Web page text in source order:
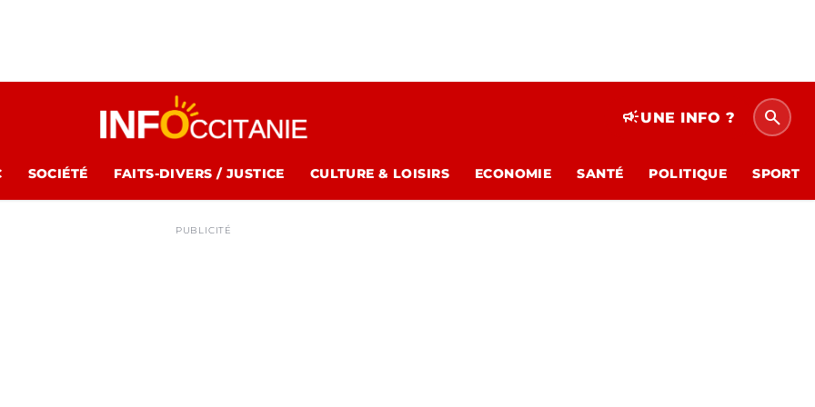
campaignUNE INFO ? search
SOCIÉTÉ FAITS-DIVERS / JUSTICE CULTURE & LOISIRS ECONOMIE SANTÉ POLITIQUE SPORT
PUBLICITÉ